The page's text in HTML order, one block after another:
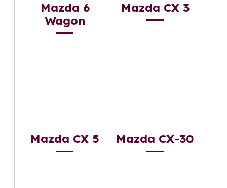
Mazda 6
Wagon
Mazda CX 3
Mazda CX 5 Mazda CX-30